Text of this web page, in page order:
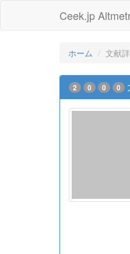
Ceek.jp
ホーム 文献
2 0 0 0